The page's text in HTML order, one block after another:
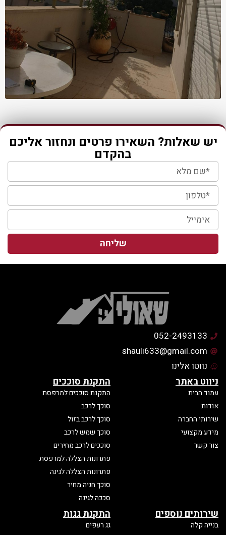
יש שאלות? השאירו פרטים ונחזור אליכם
בהקדם
שליחה
052-2493133
shauli633@gmail.com
נווטו אלינו
ניווט באתר
עמוד הבית
אודות
שירותי החברה
מידע מקצועי
צור קשר
התקנת סוככים
התקנת סוככים למרפסת
סוכך לרכב
סוכך לרכב בזול
סוכך שמש לרכב
סוככים לרכב מחירים
פתרונות הצללה למרפסת
פתרונות הצללה לגינה
סוכך חניה מחיר
סככה לגינה
שירותים נוספים
בנייה קלה
התקנת גגות
גג רעפים